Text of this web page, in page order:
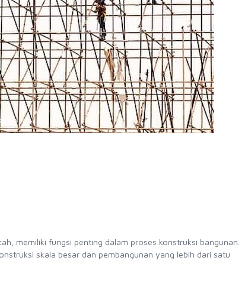
memiliki fungsi penting dalam proses konstruksi bangunan.
skala besar dan pembangunan yang lebih dari satu